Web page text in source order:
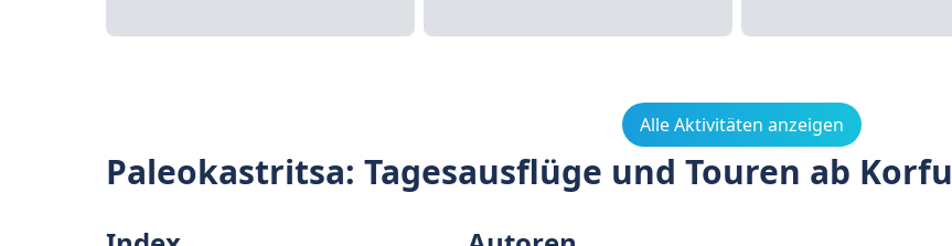
Alle Aktivitäten anzeigen
Paleokastritsa: Tagesausflüge und Touren ab Korfu